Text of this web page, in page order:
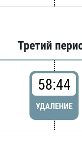
Третий
58:44
УДАЛЕНИЕ